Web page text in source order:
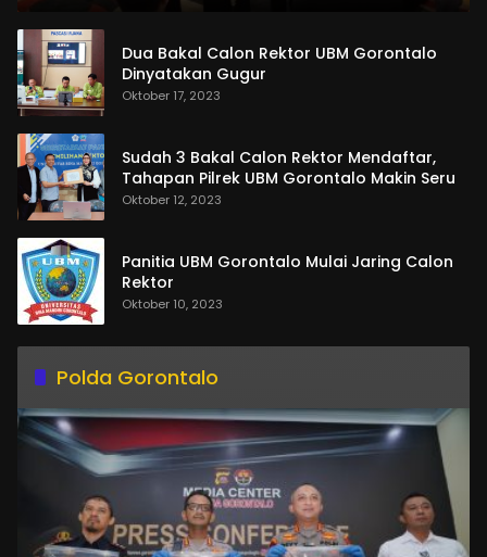
Dua Bakal Calon Rektor UBM Gorontalo
Dinyatakan Gugur
Oktober 17, 2023
Sudah 3 Bakal Calon Rektor Mendaftar,
Tahapan Pilrek UBM Gorontalo Makin Seru
Oktober 12, 2023
Panitia UBM Gorontalo Mulai Jaring Calon
Rektor
Oktober 10, 2023
Polda Gorontalo